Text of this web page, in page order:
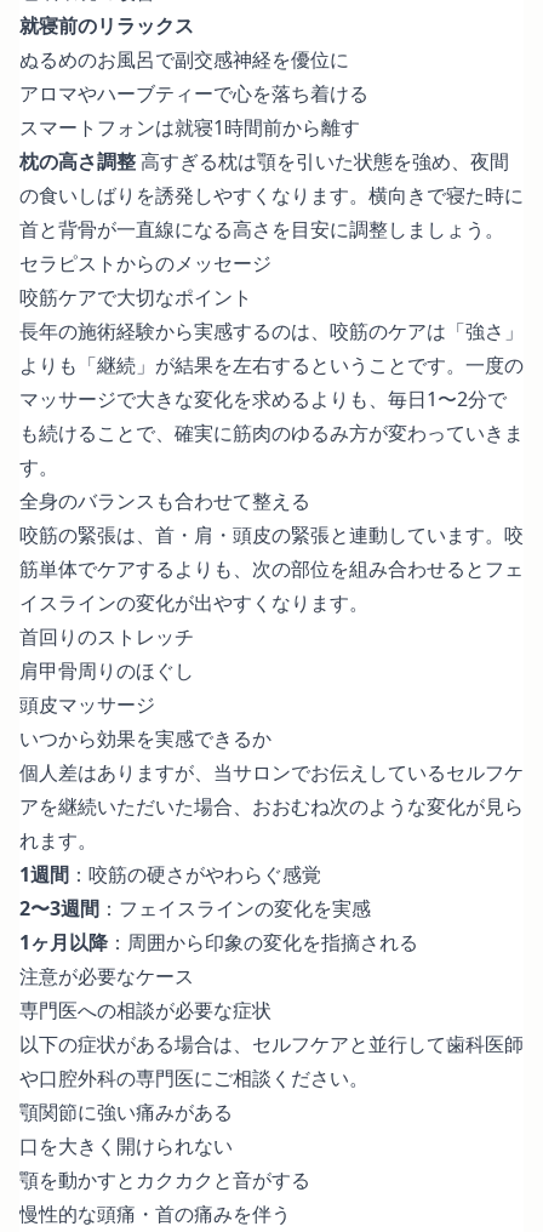
就寝前のリラックス
ぬるめのお風呂で副交感神経を優位に
アロマやハーブティーで心を落ち着ける
スマートフォンは就寝1時間前から離す
枕の高さ調整高すぎる枕は顎を引いた状態を強め、夜間
の食いしばりを誘発しやすくなります。横向きで寝た時に
首と背骨が一直線になる高さを目安に調整しましょう。
セラピストからのメッセージ
咬筋ケアで大切なポイント
長年の施術経験から実感するのは、咬筋のケアは「強さ」
よりも「継続」が結果を左右するということです。一度の
マッサージで大きな変化を求めるよりも、毎日1〜2分で
も続けることで、確実に筋肉のゆるみ方が変わっていきま
す。
全身のバランスも合わせて整える
咬筋の緊張は、首・肩・頭皮の緊張と連動しています。咬
筋単体でケアするよりも、次の部位を組み合わせるとフェ
イスラインの変化が出やすくなります。
首回りのストレッチ
肩甲骨周りのほぐし
頭皮マッサージ
いつから効果を実感できるか
個人差はありますが、当サロンでお伝えしているセルフケ
アを継続いただいた場合、おおむね次のような変化が見ら
れます。
1週間 ：咬筋の硬さがやわらぐ感覚
2〜3週間 ：フェイスラインの変化を実感
1ヶ月以降 ：周囲から印象の変化を指摘される
注意が必要なケース
専門医への相談が必要な症状
以下の症状がある場合は、セルフケアと並行して歯科医師
や口腔外科の専門医にご相談ください。
顎関節に強い痛みがある
口を大きく開けられない
顎を動かすとカクカクと音がする
慢性的な頭痛・首の痛みを伴う